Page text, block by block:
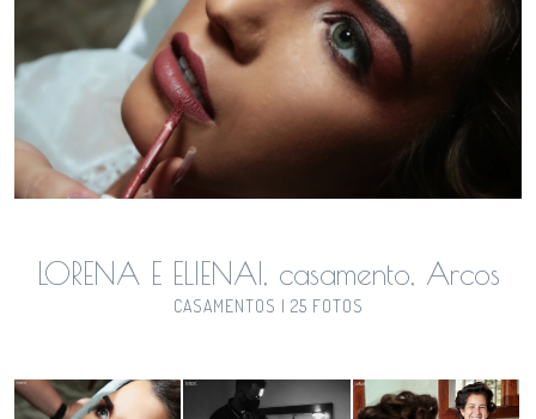
LORENA E ELIENAI, casamento, Arcos
CASAMENTOS | 25 FOTOS
Guardar Guardar Guardar